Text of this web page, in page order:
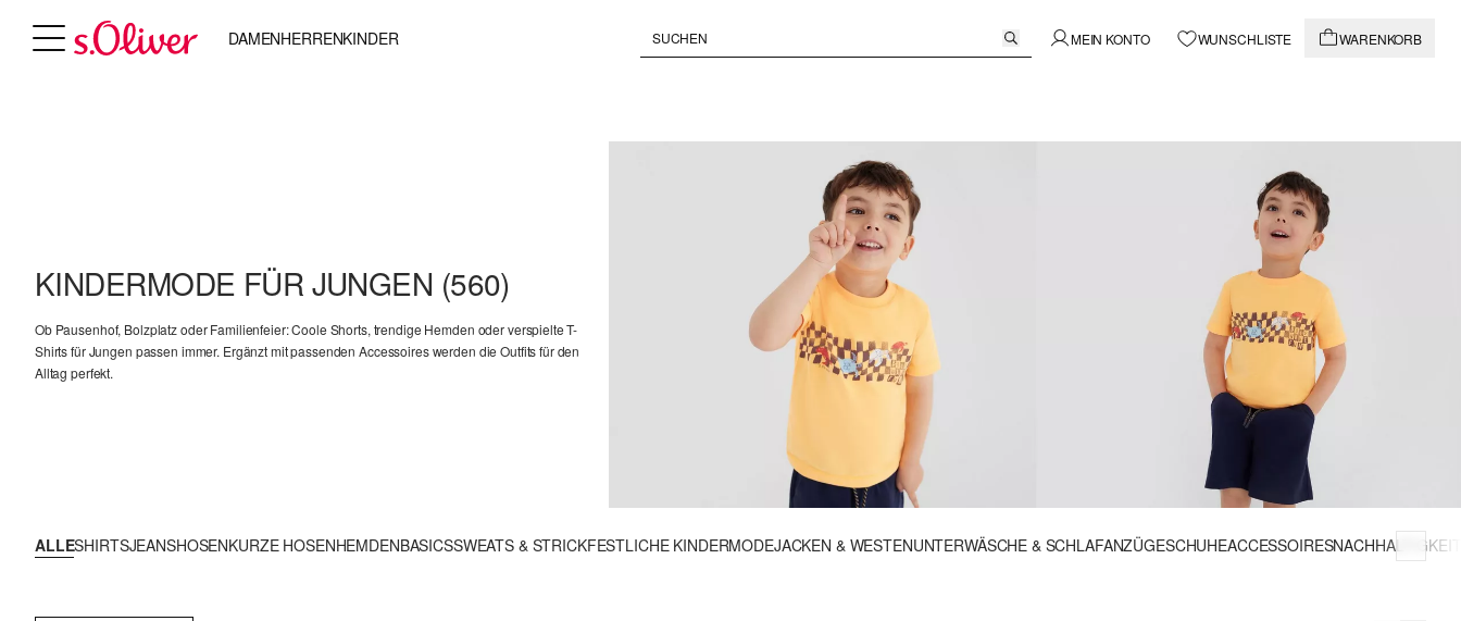
DAMENHERRENKINDER MEIN KONTO WUNSCHLISTE WARENKORB
KINDERMODE FÜR JUNGEN (560)
Ob Pausenhof, Bolzplatz oder Familienfeier: Coole Shorts, trendige Hemden oder verspielte T-
Shirts für Jungen passen immer. Ergänzt mit passenden Accessoires werden die Outfits für den
Alltag perfekt.
ALLESHIRTSJEANSHOSENKURZE HOSENHEMDENBASICSSWEATS & STRICKFESTLICHE KINDERMODEJACKEN & WESTENUNTERWÄSCHE & SCHLAFANZÜGESCHUHEACCESSOIRESNACHHALTIGKEIT